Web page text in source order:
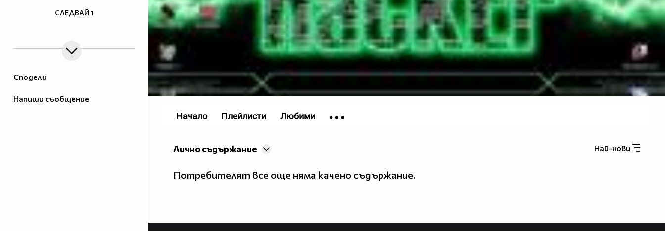
Сподели
Напиши съобщение
СЛЕДВАЙ 1
Най-нови
Лично съдържание
Потребителят все още няма качено съдържание.
Начало Плейлисти Любими